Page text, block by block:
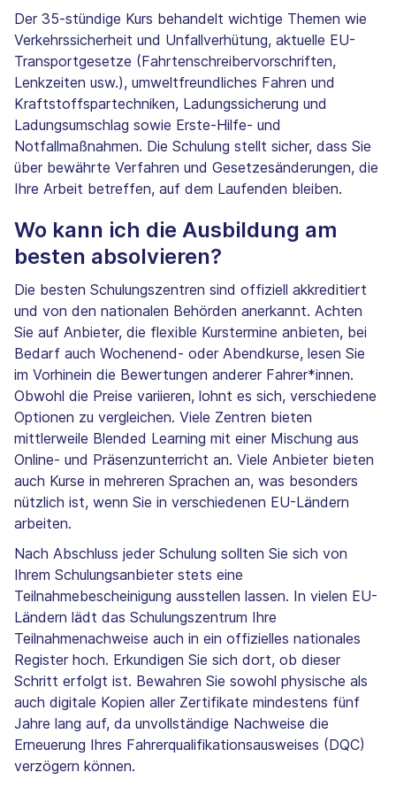
Der 35-stündige Kurs behandelt wichtige Themen wie
Verkehrssicherheit und Unfallverhütung, aktuelle EU-
Transportgesetze (Fahrtenschreibervorschriften,
Lenkzeiten usw.), umweltfreundliches Fahren und
Kraftstoffspartechniken, Ladungssicherung und
Ladungsumschlag sowie Erste-Hilfe- und
Notfallmaßnahmen. Die Schulung stellt sicher, dass Sie
über bewährte Verfahren und Gesetzesänderungen, die
Ihre Arbeit betreffen, auf dem Laufenden bleiben.
Wo kann ich die Ausbildung am
besten absolvieren?
Die besten Schulungszentren sind offiziell akkreditiert
und von den nationalen Behörden anerkannt. Achten
Sie auf Anbieter, die flexible Kurstermine anbieten, bei
Bedarf auch Wochenend- oder Abendkurse, lesen Sie
im Vorhinein die Bewertungen anderer Fahrer*innen.
Obwohl die Preise variieren, lohnt es sich, verschiedene
Optionen zu vergleichen. Viele Zentren bieten
mittlerweile Blended Learning mit einer Mischung aus
Online- und Präsenzunterricht an. Viele Anbieter bieten
auch Kurse in mehreren Sprachen an, was besonders
nützlich ist, wenn Sie in verschiedenen EU-Ländern
arbeiten.
Nach Abschluss jeder Schulung sollten Sie sich von
Ihrem Schulungsanbieter stets eine
Teilnahmebescheinigung ausstellen lassen. In vielen EU-
Ländern lädt das Schulungszentrum Ihre
Teilnahmenachweise auch in ein offizielles nationales
Register hoch. Erkundigen Sie sich dort, ob dieser
Schritt erfolgt ist. Bewahren Sie sowohl physische als
auch digitale Kopien aller Zertifikate mindestens fünf
Jahre lang auf, da unvollständige Nachweise die
Erneuerung Ihres Fahrerqualifikationsausweises (DQC)
verzögern können.